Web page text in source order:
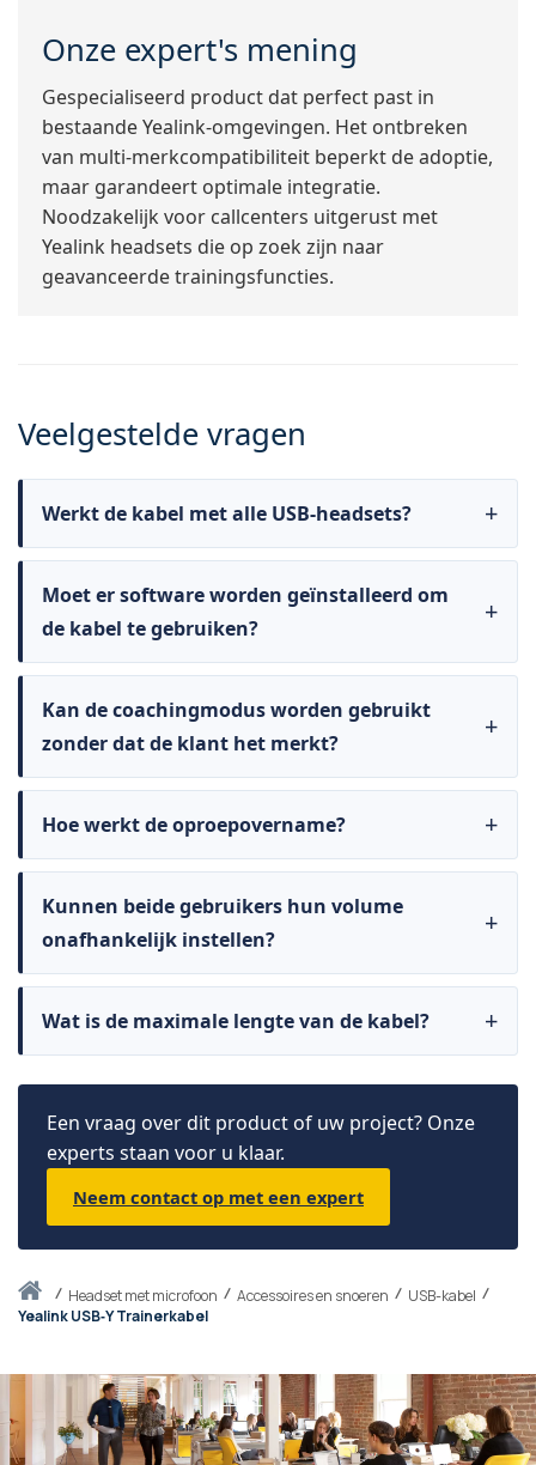
Thuisheadset met microfoon Accessoires en snoeren
USB-kabel
Yealink USB‑Y Trainerkabel
Onze expert's mening
Gespecialiseerd product dat perfect past in
bestaande Yealink-omgevingen. Het ontbreken
van multi-merkcompatibiliteit beperkt de adoptie,
maar garandeert optimale integratie.
Noodzakelijk voor callcenters uitgerust met
Yealink headsets die op zoek zijn naar
geavanceerde trainingsfuncties.
Veelgestelde vragen
Werkt de kabel met alle USB-headsets?
Moet er software worden geïnstalleerd om
de kabel te gebruiken?
Kan de coachingmodus worden gebruikt
zonder dat de klant het merkt?
Hoe werkt de oproepovername?
Kunnen beide gebruikers hun volume
onafhankelijk instellen?
Wat is de maximale lengte van de kabel?
Een vraag over dit product of uw project? Onze
experts staan voor u klaar.
Neem contact op met een expert